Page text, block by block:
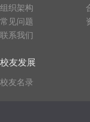
组织架构
常见问题
联系我们
校友发展
校友名录